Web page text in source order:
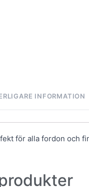
INFORMATION
för alla fordon och